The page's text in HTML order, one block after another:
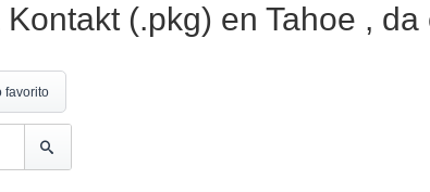
(.pkg) en Tahoe , da
favorito